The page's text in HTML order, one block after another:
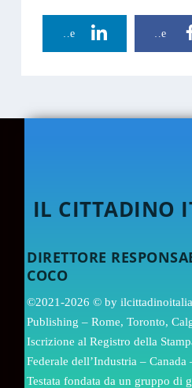
Facebook Share
IL CITTADINO
DIRETTORE
COCO
©2021-2026 © by
Publishing – Rome, Toronto,
Iscrizione al Registro della
Federale dell’Industria –
Testata fondata da un gruppo di